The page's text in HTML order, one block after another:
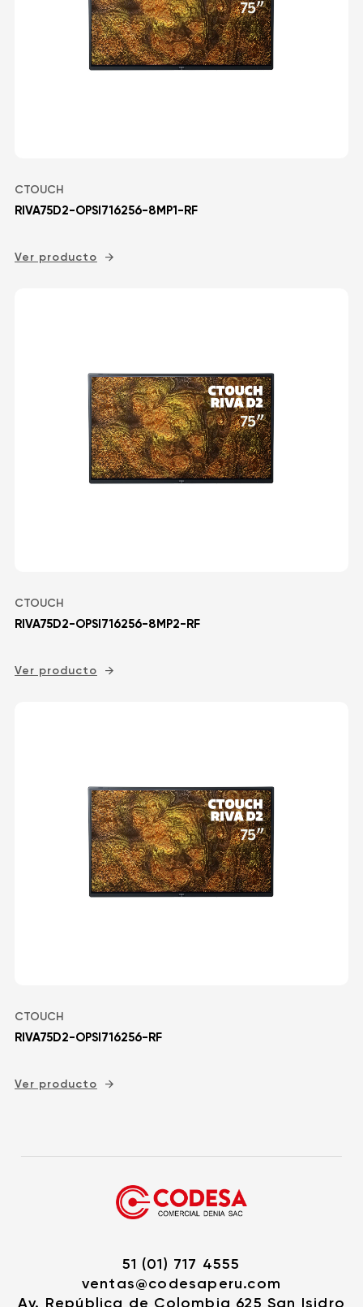
CTOUCH
RIVA75D2-OPSI716256-8MP1-RF
Ver producto
CTOUCH
RIVA75D2-OPSI716256-8MP2-RF
Ver producto
CTOUCH
RIVA75D2-OPSI716256-RF
Ver producto
51 (01) 717 4555
ventas@codesaperu.com
Av. República de Colombia 625 San Isidro